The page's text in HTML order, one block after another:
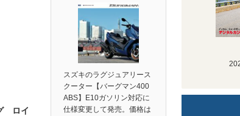
ロイ
スズキのラグジュアリース
クーター【バーグマン400
ABS】E10ガソリン対応に
仕様変更して発売。価格は